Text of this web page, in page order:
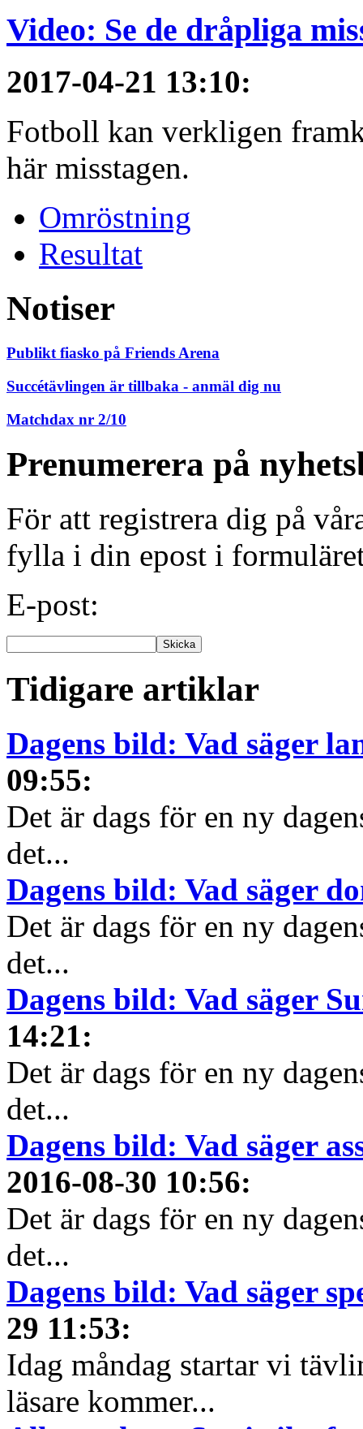
Video: Se de dråpliga
2017-04-21 13:10:
Fotboll kan verkligen
här misstagen.
Omröstning
Resultat
Notiser
Publikt fiasko på Friends Arena
Succétävlingen är tillbaka - anmäl dig nu
Matchdax nr 2/10
Prenumerera på
För att registrera dig på
fylla i din epost i
E-post:
Tidigare artiklar
Dagens bild: Vad säger
09:55:
Det är dags för en ny
det...
Dagens bild: Vad säger
Det är dags för en ny
det...
Dagens bild: Vad säger
14:21:
Det är dags för en ny
det...
Dagens bild: Vad säger
2016-08-30 10:56:
Det är dags för en ny
det...
Dagens bild: Vad säger
29 11:53:
Idag måndag startar vi
läsare kommer...